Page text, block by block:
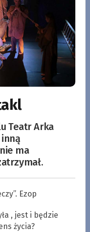
Teatr Arka
ma
Ezop
, jest i będzie
życia?